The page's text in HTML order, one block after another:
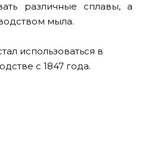
различные сплавы, а
мыла.
использоваться в
с 1847 года.